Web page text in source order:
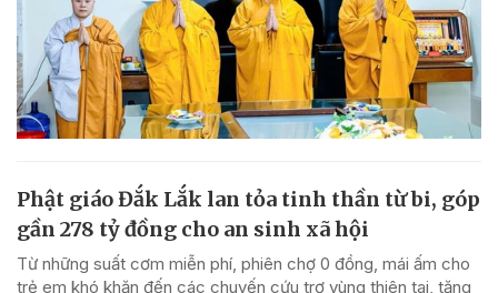
Phật giáo Đắk Lắk lan tỏa tinh thần từ bi, góp
gần 278 tỷ đồng cho an sinh xã hội
Từ những suất cơm miễn phí, phiên chợ 0 đồng, mái ấm cho
trẻ em khó khăn đến các chuyến cứu trợ vùng thiên tai, tăng